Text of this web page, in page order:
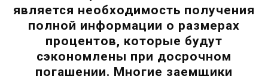
является необходимость получения
полной информации о размерах
процентов, которые будут
сэкономлены при досрочном
погашении. Многие заемщики